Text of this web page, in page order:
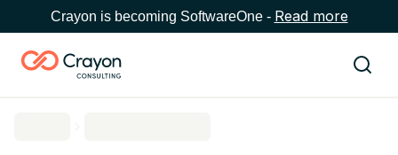
Crayon is becoming SoftwareOne - Read more